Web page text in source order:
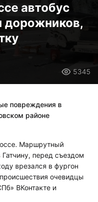
автобус
дорожников,
5345
повреждения в
районе
Маршрутный
перед съездом
врезался в фургон
очевидцы
ВКонтакте и